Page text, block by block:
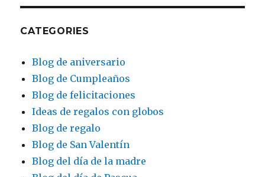
CATEGORIES
Blog de aniversario
Blog de Cumpleaños
Blog de felicitaciones
Ideas de regalos con globos
Blog de regalo
Blog de San Valentín
Blog del día de la madre